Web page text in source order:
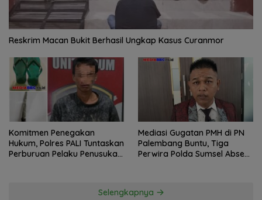
Reskrim Macan Bukit Berhasil Ungkap Kasus Curanmor
Komitmen Penegakan
Hukum, Polres PALI Tuntaskan
Perburuan Pelaku Penusukan
Mediasi Gugatan PMH di PN
Palembang Buntu, Tiga
Perwira Polda Sumsel Absen,
Selengkapnya